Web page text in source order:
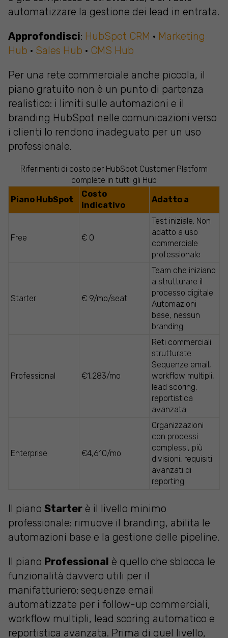
automatizzare la gestione dei lead in entrata.
Approfondisci: HubSpot CRM · Marketing
Hub · Sales Hub · CMS Hub
Per una rete commerciale anche piccola, il
piano gratuito non è un punto di partenza
realistico: i limiti sulle automazioni e il
branding HubSpot nelle comunicazioni verso
i clienti lo rendono inadeguato per un uso
professionale.
Riferimenti di costo per HubSpot Customer Platform
complete in tutti gli Hub
Piano HubSpot
Costo
indicativo
Adatto a
Free € 0
Test iniziale. Non
adatto a uso
commerciale
professionale
Starter € 9/mo/seat
Team che iniziano
a strutturare il
processo digitale.
Automazioni
base, nessun
branding
Professional €1,283/mo
Reti commerciali
strutturate.
Sequenze email,
workflow multipli,
lead scoring,
reportistica
avanzata
Enterprise €4,610/mo
Organizzazioni
con processi
complessi, più
divisioni, requisiti
avanzati di
reporting
Il piano Starter è il livello minimo
professionale: rimuove il branding, abilita le
automazioni base e la gestione delle pipeline.
Il piano Professional è quello che sblocca le
funzionalità davvero utili per il
manifatturiero: sequenze email
automatizzate per i follow-up commerciali,
workflow multipli, lead scoring automatico e
reportistica avanzata. Prima di quel livello,